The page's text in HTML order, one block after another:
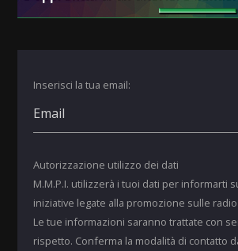
Inserisci la tua email:
Autorizzazione utilizzo dei dati
M.M.P.I. utilizzerà i tuoi dati per informarti
iniziative legate alla promozione sulle
Le tue informazioni saranno trattate con
rispetto. Conferma la modalità di contatto